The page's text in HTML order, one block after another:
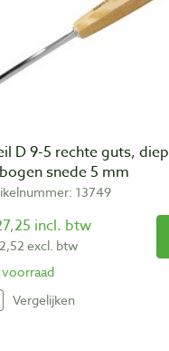
D 9-5 rechte guts, diep
snede 5 mm
13749
incl. btw
excl. btw
Vergelijken